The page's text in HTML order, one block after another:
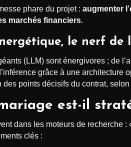
phare du projet : augmenter
marchés financiers.
le nerf de
(LLM) sont énergivores ; de
grâce à une
des points décisifs du contrat,
est-il
dans les moteurs de recherche
clés :